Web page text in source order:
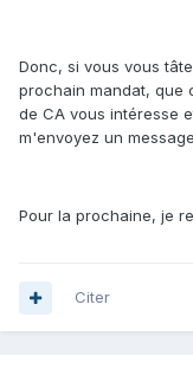
Donc, si vous vous
prochain mandat, que
de CA vous intéresse
m'envoyez un
Pour la prochaine, je
Citer